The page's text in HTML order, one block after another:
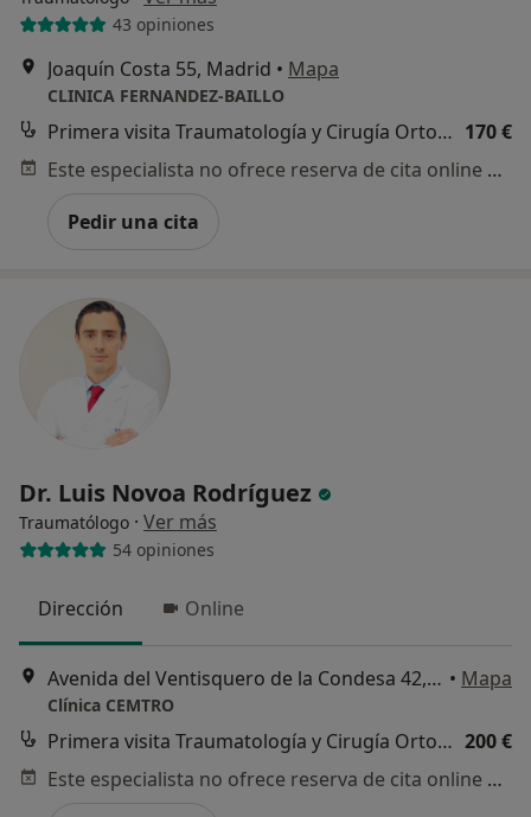
43 opiniones
Joaquín Costa 55, Madrid • Mapa
CLINICA FERNANDEZ-BAILLO
Primera visita Traumatología y Cirugía Ortopédica 170 €
Este especialista no ofrece reserva de cita online en esta dirección.
Pedir una cita
Dr. Luis Novoa Rodríguez
Traumatólogo · Ver más
54 opiniones
Dirección Online
Avenida del Ventisquero de la Condesa 42, Madrid • Mapa
Clínica CEMTRO
Primera visita Traumatología y Cirugía Ortopédica 200 €
Este especialista no ofrece reserva de cita online en esta dirección.